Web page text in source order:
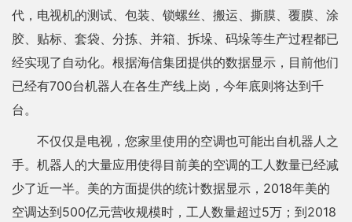
代，电视机的测试、包装、锁螺丝、搬运、撕膜、覆膜、涂
胶、贴标、套袋、分拣、并箱、拆垛、码垛等生产过程都已
经实现了自动化。根据海信集团提供的数据显示，目前他们
已经有700台机器人在各生产线上岗，今年底则将达到千
台。
不仅仅是电视，您家里使用的空调也可能出自机器人之
手。机器人的大量应用使得目前美的空调的工人数量已经减
少了近一半。美的方面提供的统计数据显示，2018年美的
空调达到500亿元营收规模时，工人数量超过5万；到2018